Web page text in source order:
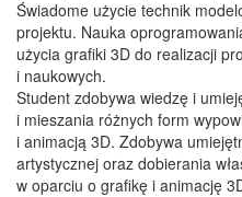
Świadome użycie technik
projektu. Nauka
użycia grafiki 3D do realizacji
i naukowych.
Student zdobywa wiedzę i
i mieszania różnych form
i animacją 3D. Zdobywa
artystycznej oraz dobierania
w oparciu o grafikę i animację